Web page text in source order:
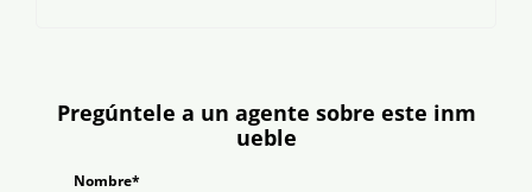
Pregúntele a un agente sobre este inm
ueble
Nombre*